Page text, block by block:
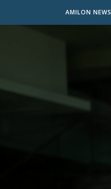
AMILON NEWS